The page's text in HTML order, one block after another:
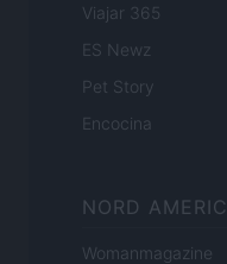
Viajar 365
ES Newz
Pet Story
Encocina
NORD
Womanmagazine